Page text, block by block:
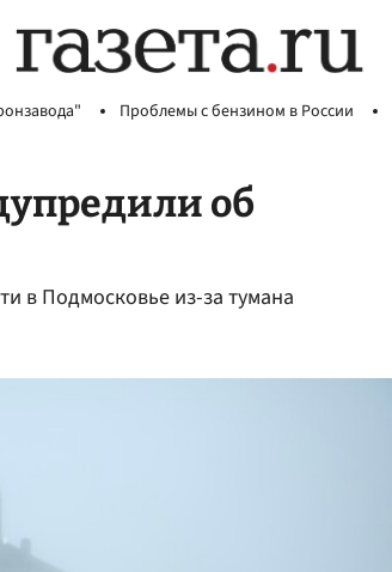
Проблемы с бензином в России
об
в Подмосковье из-за тумана